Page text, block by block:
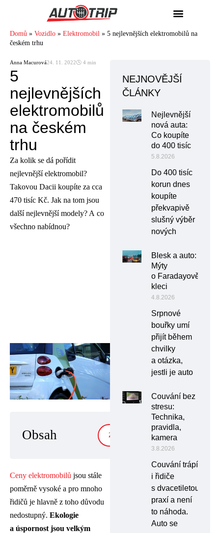
Domů » Vozidlo » Elektromobil » 5 nejlevnějších elektromobilů na
českém trhu
Anna Macurová24. 11. 2022🕓 4 min
5
nejlevnějších
elektromobilů
na českém
trhu
Za kolik se dá pořídit
nejlevnější elektromobil?
Takovou Dacii koupíte za cca
470 tisíc Kč. Jak na tom jsou
další nejlevnější modely? A co
všechno nabídnou?
Obsah ZOBRAZIT
Ceny elektromobilů jsou stále
poměrně vysoké a pro mnoho
řidičů je hlavně z toho důvodu
nedostupný. Ekologie
a úspornost jsou velkým
NEJNOVĚJŠÍ
ČLÁNKY
Nejlevnější
nová auta:
Co koupíte
do 400 tisíc
5.8.2026
Do 400 tisíc
korun dnes
koupíte
překvapivě
slušný výběr
nových
Blesk a auto:
Mýty
o Faradayově
kleci
4.8.2026
Srpnové
bouřky umí
přijít během
chvilky
a otázka,
jestli je auto
Couvání bez
stresu:
Technika,
pravidla,
kamera
3.8.2026
Couvání trápí
i řidiče
s dvacetiletou
praxí a není
to náhoda.
Auto se